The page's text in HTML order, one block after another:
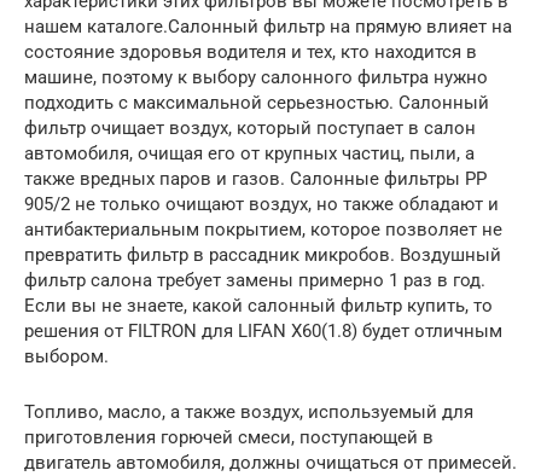
нашем каталоге.Салонный фильтр на прямую влияет на
состояние здоровья водителя и тех, кто находится в
машине, поэтому к выбору салонного фильтра нужно
подходить с максимальной серьезностью. Салонный
фильтр очищает воздух, который поступает в салон
автомобиля, очищая его от крупных частиц, пыли, а
также вредных паров и газов. Салонные фильтры PP
905/2 не только очищают воздух, но также обладают и
антибактериальным покрытием, которое позволяет не
превратить фильтр в рассадник микробов. Воздушный
фильтр салона требует замены примерно 1 раз в год.
Если вы не знаете, какой салонный фильтр купить, то
решения от FILTRON для LIFAN X60(1.8) будет отличным
выбором.
Топливо, масло, а также воздух, используемый для
приготовления горючей смеси, поступающей в
двигатель автомобиля, должны очищаться от примесей.